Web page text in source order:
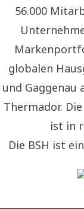
56.000
globalen
und Gaggenau
Thermador.
ist in
Die BSH ist